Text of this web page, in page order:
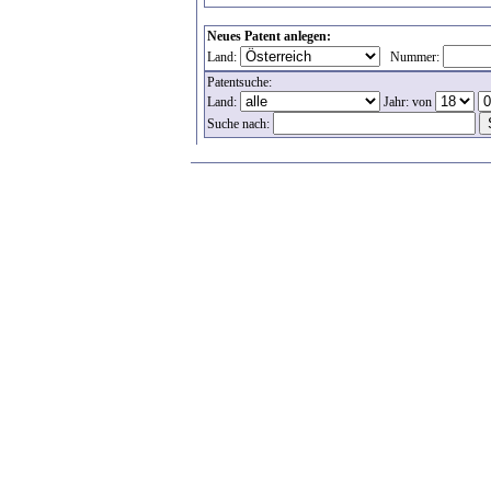
Neues Patent anlegen:
Land:
Nummer:
Patentsuche:
Land:
Jahr: von
Suche nach: